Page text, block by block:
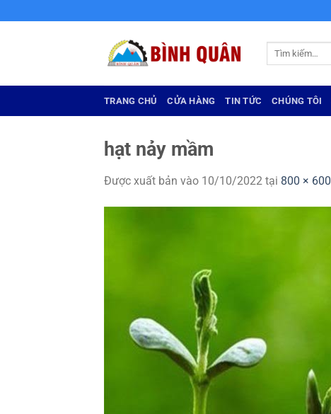
qua
TRANG CHỦ CỬA HÀNG TIN TỨC CHÚNG TÔI
hạt nảy mầm
Được xuất bản vào 10/10/2022 tại 800 × 600